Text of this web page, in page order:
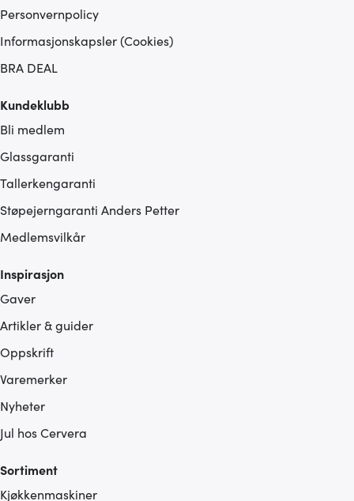
Personvernpolicy
Informasjonskapsler (Cookies)
BRA DEAL
Kundeklubb
Bli medlem
Glassgaranti
Tallerkengaranti
Støpejerngaranti Anders Petter
Medlemsvilkår
Inspirasjon
Gaver
Artikler & guider
Oppskrift
Varemerker
Nyheter
Jul hos Cervera
Sortiment
Kjøkkenmaskiner